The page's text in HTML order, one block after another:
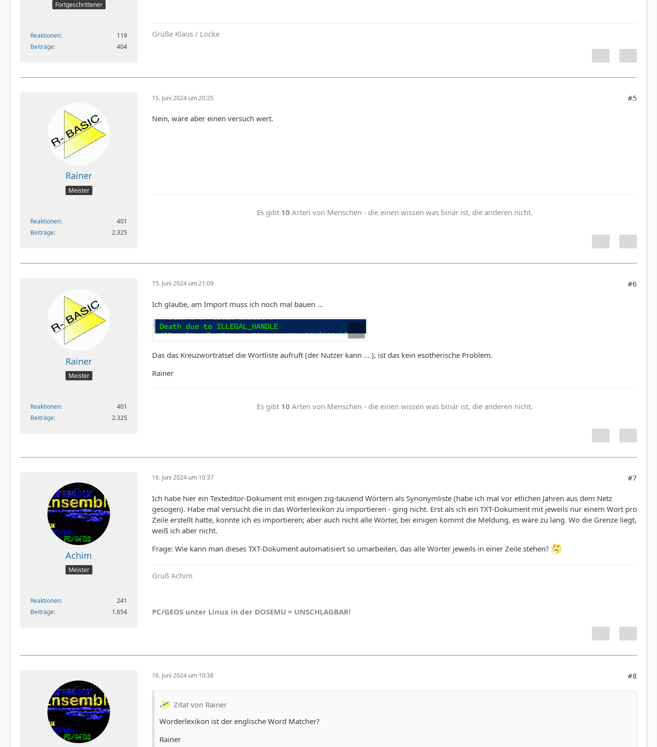
Fortgeschrittener
Reaktionen
119
Beiträge
404
Grüße Klaus / Locke
Rainer
Meister
Reaktionen
401
Beiträge
2.325
15. Juni 2024 um 20:25 #5
Nein, wäre aber einen versuch wert.
Es gibt 10 Arten von Menschen - die einen wissen was binär ist, die anderen nicht.
Rainer
Meister
Reaktionen
401
Beiträge
2.325
15. Juni 2024 um 21:09 #6
Ich glaube, am Import muss ich noch mal bauen ...
Das das Kreuzworträtsel die Wortliste aufruft (der Nutzer kann ... ), ist das kein esotherische Problem.
Rainer
Es gibt 10 Arten von Menschen - die einen wissen was binär ist, die anderen nicht.
Achim
Meister
Reaktionen
241
Beiträge
1.654
16. Juni 2024 um 10:37 #7
Ich habe hier ein Texteditor-Dokument mit einigen zig-tausend Wörtern als Synonymliste (habe ich mal vor etlichen Jahren aus dem Netz
gesogen). Habe mal versucht die in das Wörterlexikon zu importieren - ging nicht. Erst als ich ein TXT-Dokument mit jeweils nur einem Wort pro
Zeile erstellt hatte, konnte ich es importieren; aber auch nicht alle Wörter, bei einigen kommt die Meldung, es wäre zu lang. Wo die Grenze liegt,
weiß ich aber nicht.
Frage: Wie kann man dieses TXT-Dokument automatisiert so umarbeiten, das alle Wörter jeweils in einer Zeile stehen?
Gruß Achim
PC/GEOS unter Linux in der DOSEMU = UNSCHLAGBAR!
16. Juni 2024 um 10:38 #8
Zitat von Rainer
Worderlexikon ist der englische Word Matcher?
Rainer